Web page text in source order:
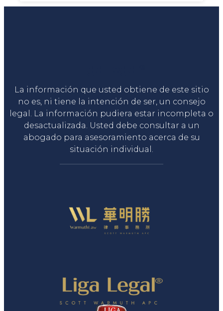
La información que usted obtiene de este sitio
no es, ni tiene la intención de ser, un consejo
legal. La información pudiera estar incompleta o
desactualizada. Usted debe consultar a un
abogado para asesoramiento acerca de su
situación individual.